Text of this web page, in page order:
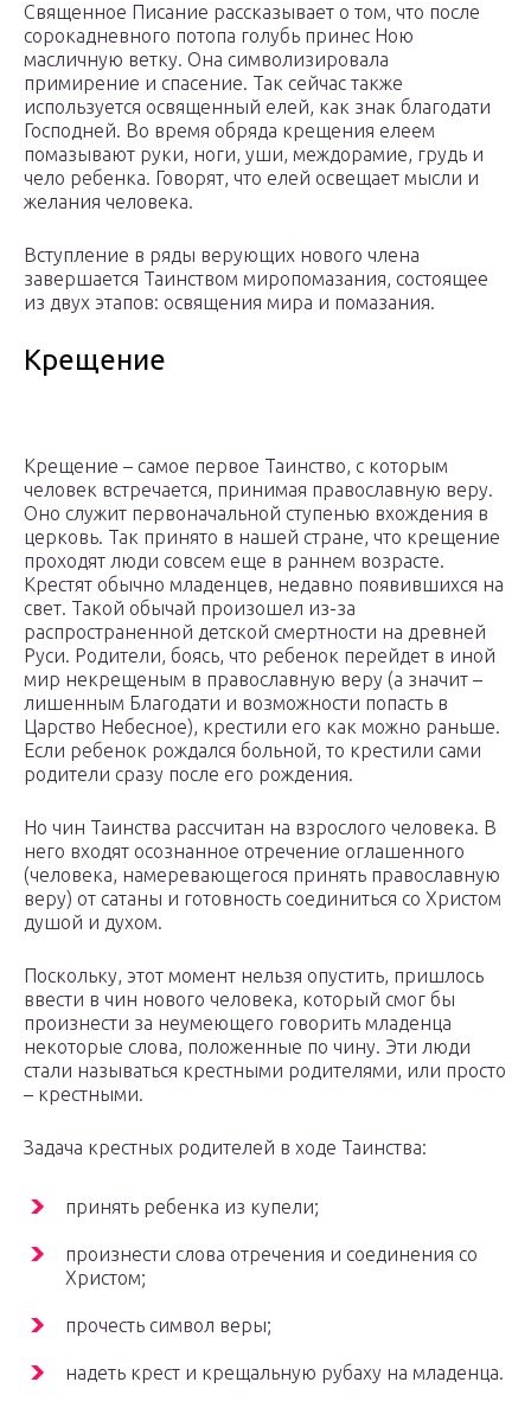
Священное Писание рассказывает о том, что после
сорокадневного потопа голубь принес Ною
масличную ветку. Она символизировала
примирение и спасение. Так сейчас также
используется освященный елей, как знак благодати
Господней. Во время обряда крещения елеем
помазывают руки, ноги, уши, междорамие, грудь и
чело ребенка. Говорят, что елей освещает мысли и
желания человека.
Вступление в ряды верующих нового члена
завершается Таинством миропомазания, состоящее
из двух этапов: освящения мира и помазания.
Крещение
Крещение – самое первое Таинство, с которым
человек встречается, принимая православную веру.
Оно служит первоначальной ступенью вхождения в
церковь. Так принято в нашей стране, что крещение
проходят люди совсем еще в раннем возрасте.
Крестят обычно младенцев, недавно появившихся на
свет. Такой обычай произошел из-за
распространенной детской смертности на древней
Руси. Родители, боясь, что ребенок перейдет в иной
мир некрещеным в православную веру (а значит –
лишенным Благодати и возможности попасть в
Царство Небесное), крестили его как можно раньше.
Если ребенок рождался больной, то крестили сами
родители сразу после его рождения.
Но чин Таинства рассчитан на взрослого человека. В
него входят осознанное отречение оглашенного
(человека, намеревающегося принять православную
веру) от сатаны и готовность соединиться со Христом
душой и духом.
Поскольку, этот момент нельзя опустить, пришлось
ввести в чин нового человека, который смог бы
произнести за неумеющего говорить младенца
некоторые слова, положенные по чину. Эти люди
стали называться крестными родителями, или просто
– крестными.
Задача крестных родителей в ходе Таинства:
принять ребенка из купели;
произнести слова отречения и соединения со
Христом;
прочесть символ веры;
надеть крест и крещальную рубаху на младенца.